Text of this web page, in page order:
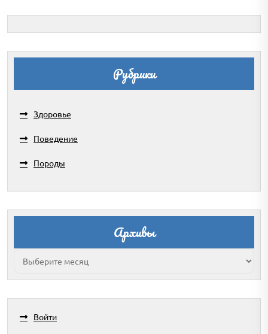
Рубрики
Здоровье
Поведение
Породы
Архивы
Архивы
Войти